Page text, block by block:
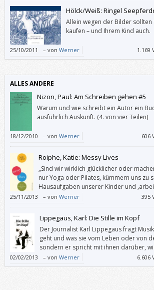
Hölck/Weiß: Ringel
Allein wegen der Bilder sollten
kaufen – und Ihrem Kind auch.
25/10/2011 – von Werner 1.169
ALLES ANDERE
Nizon, Paul: Am Schreiben gehen #5
Warum und wie schreibt ein Autor ein
ausführlich Auskunft. (4. von vier Teilen)
18/12/2010 – von Werner 606
Roiphe, Katie: Messy Lives
„Sind wir wirklich glücklicher oder
nur Yoga oder Pilates, kümmern uns zu
Hausaufgaben unserer Kinder und
Beziehungen?“
25/11/2013 – von Werner 395
Lippegaus, Karl: Die Stille im Kopf
Der Journalist Karl Lippegaus fragt
geht und was sie vom Leben oder von
sondern er spricht mit ihnen darüber,
sein, und warum sie gerade jetzt
02/02/2013 – von Werner 6.606